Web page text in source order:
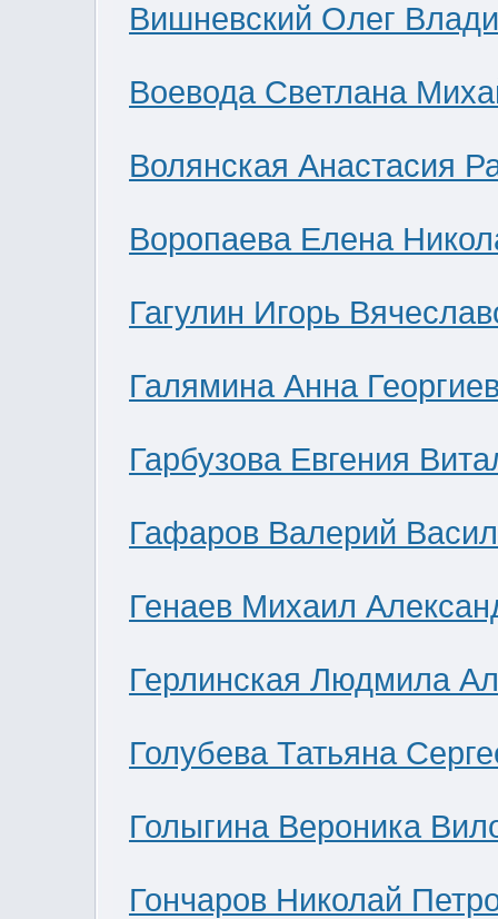
Вишневский Олег
Воевода Светлана
Волянская Анастасия
Воропаева Елена
Гагулин Игорь
Галямина Анна
Гарбузова Евгения
Гафаров Валерий
Генаев Михаил
Герлинская Людмила
Голубева Татьяна
Голыгина Вероника
Гончаров Николай